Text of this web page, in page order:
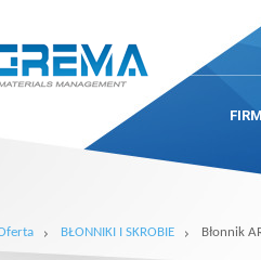
BŁONNIKI I SKROBIE Błonnik